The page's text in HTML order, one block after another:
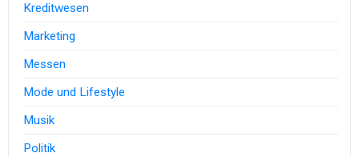
Kreditwesen
Marketing
Messen
Mode und Lifestyle
Musik
Politik